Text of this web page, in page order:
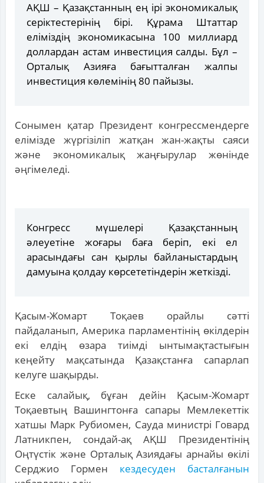
АҚШ – Қазақстанның ең ірі экономикалық
серіктестерінің бірі. Құрама Штаттар
еліміздің экономикасына 100 миллиард
доллардан астам инвестиция салды. Бұл –
Орталық Азияға бағытталған жалпы
инвестиция көлемінің 80 пайызы.
Сонымен қатар Президент конгрессмендерге
елімізде жүргізіліп жатқан жан-жақты саяси
және экономикалық жаңғырулар жөнінде
әңгімеледі.
Конгресс мүшелері Қазақстанның
әлеуетіне жоғары баға беріп, екі ел
арасындағы сан қырлы байланыстардың
дамуына қолдау көрсететіндерін жеткізді.
Қасым-Жомарт Тоқаев орайлы сәтті
пайдаланып, Америка парламентінің өкілдерін
екі елдің өзара тиімді ынтымақтастығын
кеңейту мақсатында Қазақстанға сапарлап
келуге шақырды.
Еске салайық, бұған дейін Қасым-Жомарт
Тоқаевтың Вашингтонға сапары Мемлекеттік
хатшы Марк Рубиомен, Сауда министрі Говард
Латникпен, сондай-ақ АҚШ Президентінің
Оңтүстік және Орталық Азиядағы арнайы өкілі
Серджио Гормен кездесуден басталғанын